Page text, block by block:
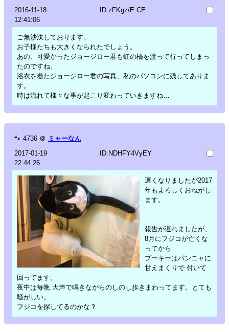
2016-11-18
12:41:06
ID:zFKgz/E.CE
ご無沙汰しております。
お子様たちも大きくなられたでしょう。
あの、可愛かったジョージロー君も虹の橋を渡って行ってしまっ
たのですね。
浴衣を着たジョージロー君の写真、私のパソコンに残してありま
す。
時は流れて様々な事が起こり変わっていきますね…
🐾 4736 ＠ ミャーなん
2017-01-19
22:44:26
ID:NDHFY4VyEY
遅くなりましたが2017
年もよろしくおねがし
ます。
報告が遅れましたが、
8月にフジコが亡くな
ってから
プーキーはパンニャに
甘えまくりで 付いて
回ってます。
夜中は毎晩 大声で鳴きながらのしのし歩きまわってます。とても
騒がしい。
フジコを探してるのかな？